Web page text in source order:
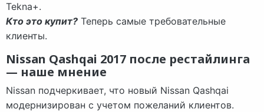
Tekna+.
Кто это купит? Теперь самые требовательные
клиенты.
Nissan Qashqai 2017 после рестайлинга
— наше мнение
Nissan подчеркивает, что новый Nissan Qashqai
модернизирован с учетом пожеланий клиентов.